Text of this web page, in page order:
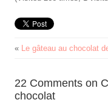
« Le gâteau au chocolat
22 Comments on
chocolat